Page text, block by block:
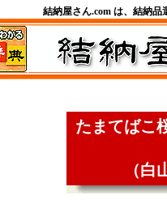
結納屋さん.com は、結納
たまてばこ
（白